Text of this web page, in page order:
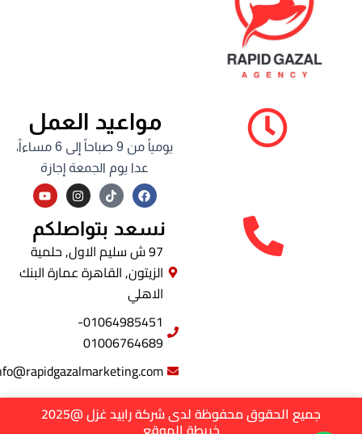
مواعيد العمل
يومياً من 9 صباحاً إلى 6 مساءاً،
عدا يوم الجمعة إجازة
F
a
c
e
b
o
o
k
I
n
s
t
a
g
r
a
Y
o
u
t
u
b
e
نسعد بتواصلكم
97 ش سليم الاول, حلمية
الزيتون, القاهرة عمارة البنك
الاهلي
01064985451-
01006764689
info@rapidgazalmarketing.com
جميع الحقوق محفوظة لدى شركة رابيد غزل @2025